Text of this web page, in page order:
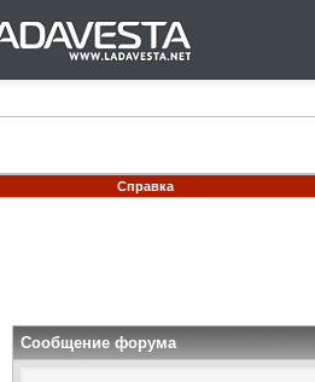
Справка
Сообщение форума